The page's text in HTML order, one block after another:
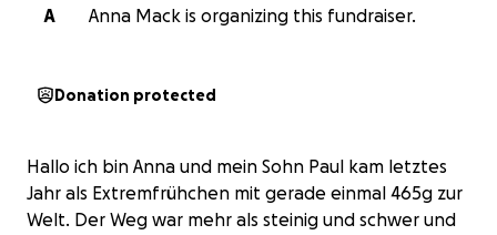
A
Anna Mack is organizing this fundraiser.
Donation protected
Hallo ich bin Anna und mein Sohn Paul kam letztes
Jahr als Extremfrühchen mit gerade einmal 465g zur
Welt. Der Weg war mehr als steinig und schwer und